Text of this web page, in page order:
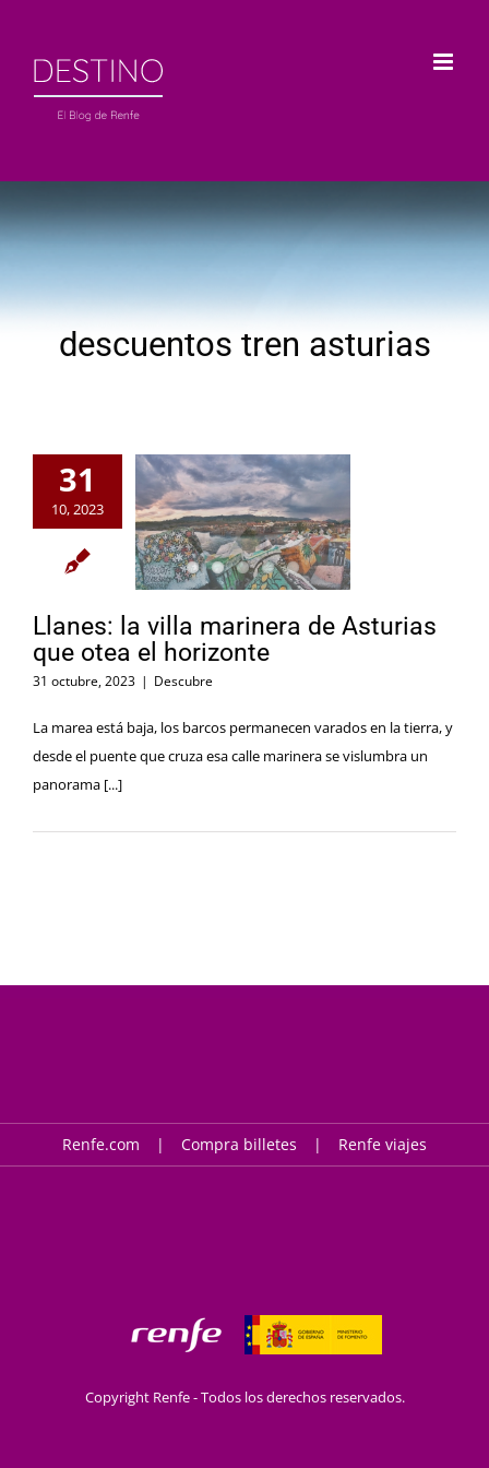
contenido
descuentos tren asturias
31
10, 2023
Llanes: la villa marinera de Asturias
que otea el horizonte
31 octubre, 2023 | Descubre
La marea está baja, los barcos permanecen varados en la tierra, y
desde el puente que cruza esa calle marinera se vislumbra un
panorama [...]
Renfe.com Compra billetes Renfe viajes
Copyright Renfe - Todos los derechos reservados.